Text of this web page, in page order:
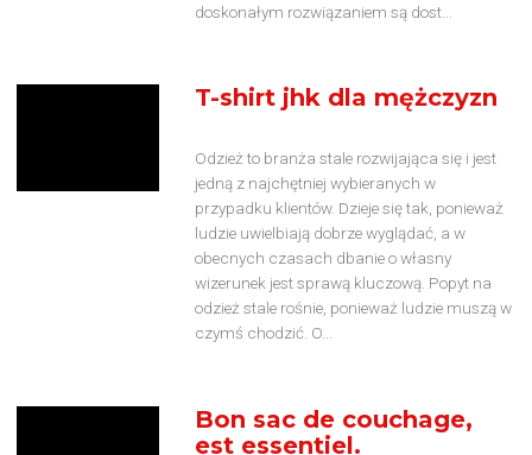
doskonałym rozwiązaniem są dost...
T-shirt jhk dla mężczyzn
Odzież to branża stale rozwijająca się i jest
jedną z najchętniej wybieranych w
przypadku klientów. Dzieje się tak, ponieważ
ludzie uwielbiają dobrze wyglądać, a w
obecnych czasach dbanie o własny
wizerunek jest sprawą kluczową. Popyt na
odzież stale rośnie, ponieważ ludzie muszą w
czymś chodzić. O...
Bon sac de couchage,
est essentiel.